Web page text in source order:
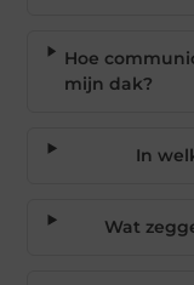
Hoe
mijn dak?
In
Wat